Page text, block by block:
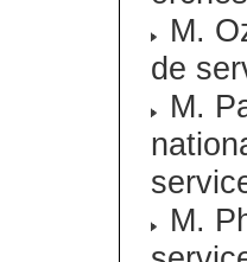
M.
de
M.
M.